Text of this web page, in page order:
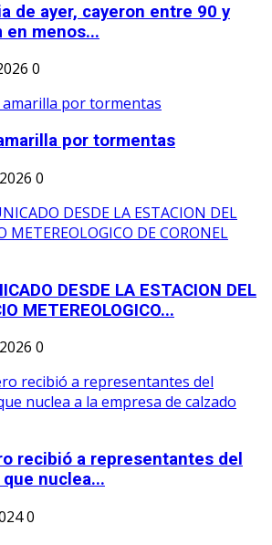
de ayer, cayeron entre 90 y
en menos...
0
por tormentas
0
DESDE LA ESTACION DEL
METEREOLOGICO...
0
recibió a representantes del
nuclea...
0